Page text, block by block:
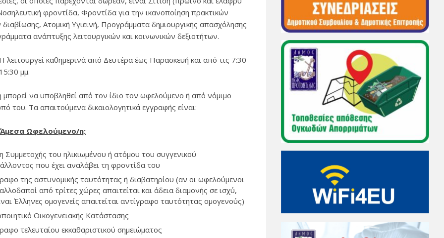
φροντίδα, Φροντίδα για την ικανοποίηση πρακτικών
Ατομική Υγιεινή, Προγράμματα δημιουργικής απασχόλησης
ανάπτυξης λειτουργικών και κοινωνικών δεξιοτήτων.
καθημερινά από Δευτέρα έως Παρασκευή και από τις 7:30
μμ.
μπορεί να υποβληθεί από τον ίδιο τον ωφελούμενο ή από νόμιμο
του. Τα απαιτούμενα δικαιολογητικά εγγραφής είναι:
Άμεσα Ωφελούμενο/η:
Συμμετοχής του ηλικιωμένου ή ατόμου του συγγενικού
που έχει αναλάβει τη φροντίδα του
της αστυνομικής ταυτότητας ή διαβατηρίου (αν οι ωφελούμενοι
από τρίτες χώρες απαιτείται και άδεια διαμονής σε ισχύ,
Έλληνες ομογενείς απαιτείται αντίγραφο ταυτότητας ομογενούς)
Οικογενειακής Κατάστασης
τελευταίου εκκαθαριστικού σημειώματος